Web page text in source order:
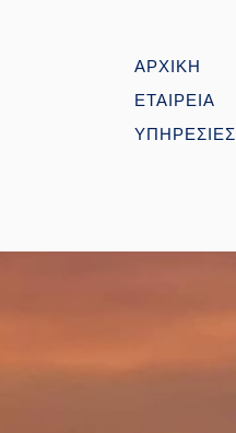
ΑΡΧΙΚΗ
ΕΤΑΙΡΕΙΑ
ΥΠΗΡΕΣΙΕΣ